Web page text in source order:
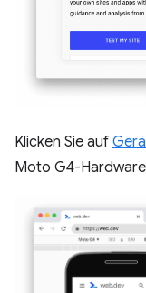
Klicken Sie auf
Moto G4-